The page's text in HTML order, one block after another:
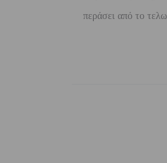
περάσει από το